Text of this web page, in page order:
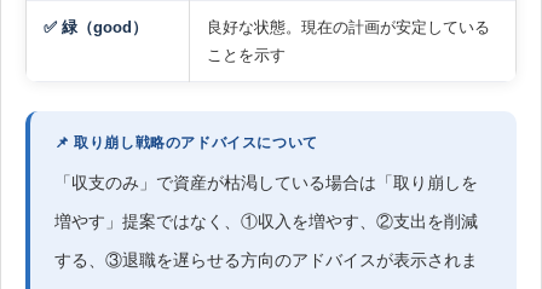
✅ 緑（good）
良好な状態。現在の計画が安定している
ことを示す
📌 取り崩し戦略のアドバイスについて
「収支のみ」で資産が枯渇している場合は「取り崩しを
増やす」提案ではなく、①収入を増やす、②支出を削減
する、③退職を遅らせる方向のアドバイスが表示されま